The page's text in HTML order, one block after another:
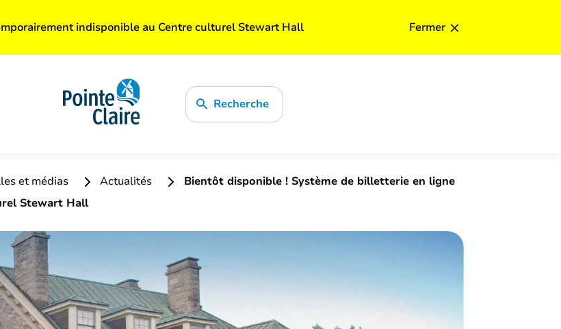
indisponible au Centre culturel Stewart Hall Fermer ×
Recherche
et médias Actualités
Bientôt disponible ! Système de billetterie en ligne
Stewart Hall